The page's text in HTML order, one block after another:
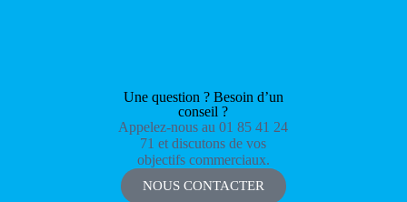
Une question ? Besoin d’un
conseil ?
Appelez-nous au 01 85 41 24
71 et discutons de vos
objectifs commerciaux.
NOUS CONTACTER